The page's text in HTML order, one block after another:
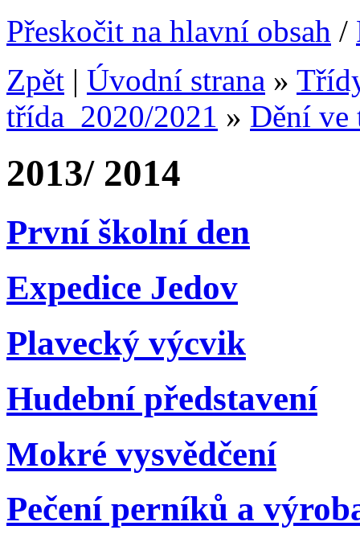
Přeskočit na hlavní obsah /
Zpět | Úvodní strana »
třída_2020/2021 » Dění ve
2013/ 2014
První školní den
Expedice Jedov
Plavecký výcvik
Hudební představení
Mokré vysvědčení
Pečení perníků a